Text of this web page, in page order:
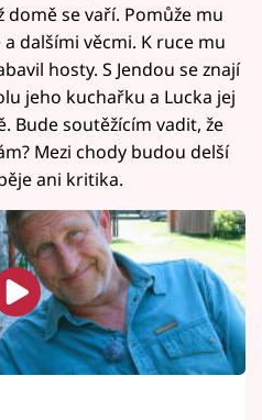
se vaří. Pomůže mu
dalšími věcmi. K ruce mu
hosty. S Jendou se znají
jeho kuchařku a Lucka jej
Bude soutěžícím vadit, že
Mezi chody budou delší
ani kritika.